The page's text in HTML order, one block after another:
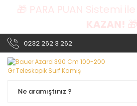
🎁 PARA PUAN Sistemi ile
KAZAN! 🎁
0232 262 3 262